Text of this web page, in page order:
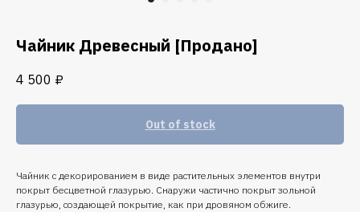
Чайник Древесный [Продано]
4 500 ₽
Out of stock
Чайник с декорированием в виде растительных элементов внутри
покрыт бесцветной глазурью. Снаружи частично покрыт зольной
глазурью, создающей покрытие, как при дровяном обжиге.